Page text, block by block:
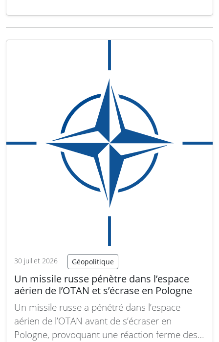
lourde amende jamais infligée dans le cadre
Lire la suite
30 juillet 2026 Géopolitique
Un missile russe pénètre dans l’espace
aérien de l’OTAN et s’écrase en Pologne
Un missile russe a pénétré dans l’espace
aérien de l’OTAN avant de s’écraser en
Pologne, provoquant une réaction ferme des